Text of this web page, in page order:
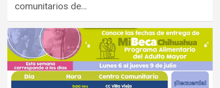
comunitarios de…